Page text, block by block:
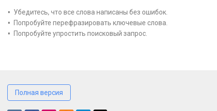
Убедитесь, что все слова написаны без ошибок.
Попробуйте перефразировать ключевые слова.
Попробуйте упростить поисковый запрос.
Полная версия